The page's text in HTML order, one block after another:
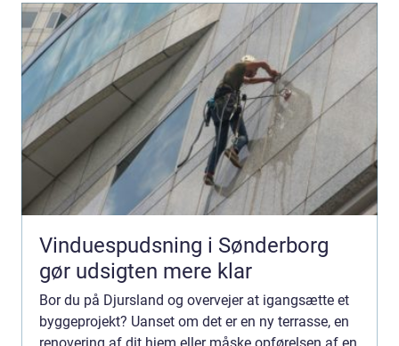
Vinduespudsning i Sønderborg
gør udsigten mere klar
Bor du på Djursland og overvejer at igangsætte et
byggeprojekt? Uanset om det er en ny terrasse, en
renovering af dit hjem eller måske opførelsen af en